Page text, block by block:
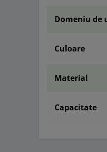
Domeniu de
Culoare
Material
Capacitate